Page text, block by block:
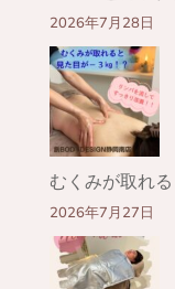
2026年7月28日
むくみが取れる
2026年7月27日